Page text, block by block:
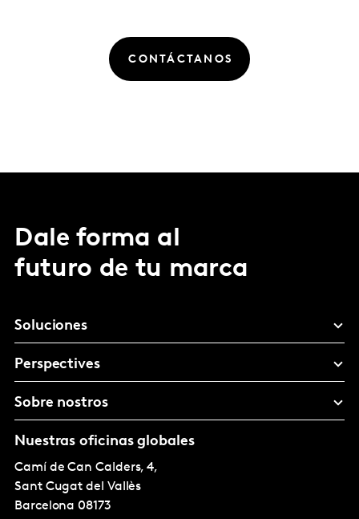
CONTÁCTANOS
Dale forma al
futuro de tu marca
Soluciones
Perspectives
Sobre nostros
Nuestras oficinas globales
Camí de Can Calders, 4,
Sant Cugat del Vallès
Barcelona 08173